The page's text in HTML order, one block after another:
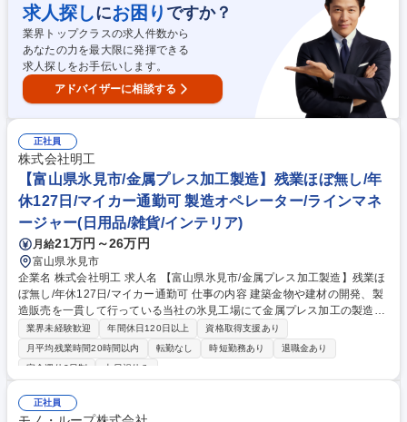
せいたします。力作業ではなく誰でもなれればプロフェッショナルを目指
せるお仕事です！ ★冷暖房も完備の環境で働きやすい環境です！ ★最初
はいきなり加工業務お任せするのではなく、製品の検査やチェック等簡単
な作業から慣れて頂くので、未経験者でも安心です！ 募集職種 氷見市
【実務未経験OKの部品加工オペレーター！】冷暖房完備＆フレックス制
求人探しにお困り ですか？
業界トップクラスの求人件数から
あなたの力を最大限に発揮できる
求人探しをお手伝いします。
アドバイザーに相談する
正社員
株式会社明工
【富山県氷見市/金属プレス加工製造】残業ほぼ無し/年
休127日/マイカー通勤可 製造オペレーター/ラインマネ
ージャー(日用品/雑貨/インテリア)
月給21万円～26万円
富山県氷見市
企業名 株式会社明工 求人名 【富山県氷見市/金属プレス加工製造】残業ほ
ぼ無し/年休127日/マイカー通勤可 仕事の内容 建築金物や建材の開発、製
造販売を一貫して行っている当社の氷見工場にて金属プレス加工の製造業
務をお任せします。 ■金属素材の加工業務/順送プレス及び単発プレスの加
工作業など 安全面にも考慮しており、品質や安全第一の当社にて工場内の
複数ある製造業務のひとつ、金属プレス加工をお任せいたします。 当工場
有し、主に建築金物関係の部品を多く生産しております。 ご入社後は工場
内の業務について説明後、まずは見学から業務の流れを掴んでいただきま
業界未経験歓迎 年間休日120日以上
資格取得支援あり
月平均残業時間20時間以内
転勤なし 時短勤務あり
退職金あり
完全週休2日制
土日祝休み
正社員